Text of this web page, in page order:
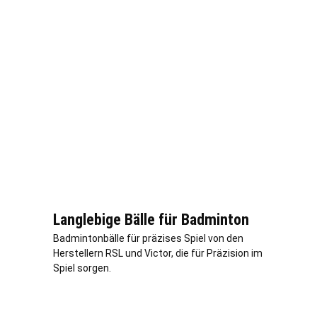
Langlebige Bälle für Badminton
Badmintonbälle für präzises Spiel von den
Herstellern RSL und Victor, die für Präzision im
Spiel sorgen.